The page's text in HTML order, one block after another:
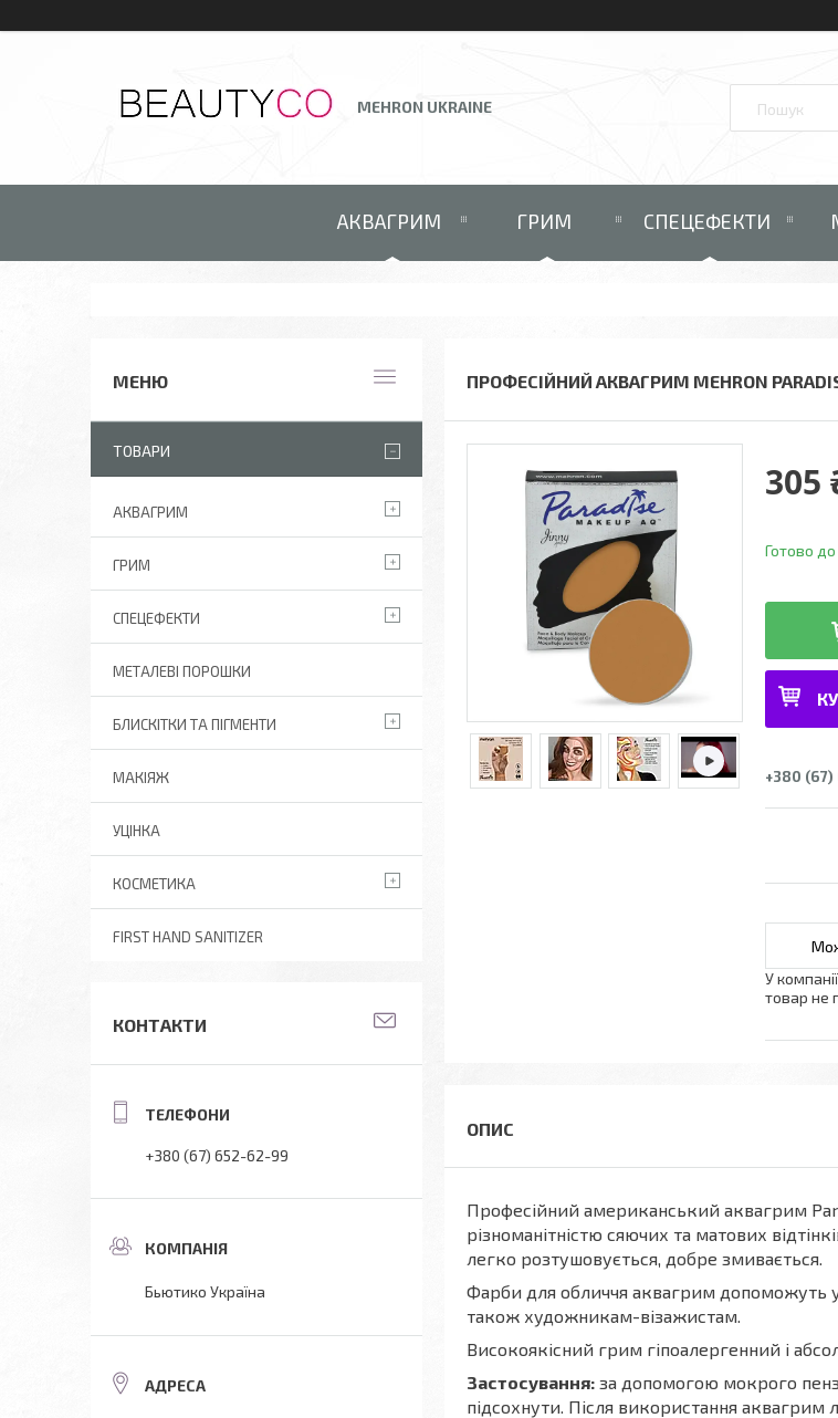
MEHRON UKRAINE
АКВАГРИМ ГРИМ СПЕЦЕФЕКТИ
ПРОФЕСІЙНИЙ АКВАГРИМ MEHRON
305
Готово
+380
У
товар не
Професійний американський аквагрим
різноманітністю сяючих та матових
легко розтушовується, добре змивається.
Фарби для обличчя аквагрим допоможуть у
також художникам-візажистам.
Високоякісний грим гіпоалергенний і
Застосування: за допомогою мокрого
підсохнути. Після використання
ТОВАРИ
АКВАГРИМ
ГРИМ
СПЕЦЕФЕКТИ
МЕТАЛЕВІ ПОРОШКИ
БЛИСКІТКИ ТА ПІГМЕНТИ
МАКІЯЖ
УЦІНКА
КОСМЕТИКА
FIRST HAND SANITIZER
КОНТАКТИ
+380 (67) 652-62-99
Бьютико Україна